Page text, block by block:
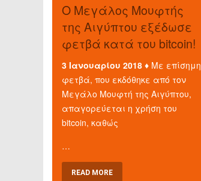
O Μεγάλος Μουφτής
της Αιγύπτου εξέδωσε
φετβά κατά του bitcoin!
3 Ιανουαρίου 2018 ♦ Με επίσημη
φετβά, που εκδόθηκε από τον
Μεγάλο Μουφτή της Αιγύπτου,
απαγορεύεται η χρήση του
bitcoin, καθώς
…
READ MORE